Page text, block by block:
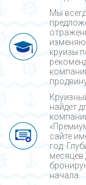
Мы
круизы
найдет
сайте
год.
месяцев
начала.